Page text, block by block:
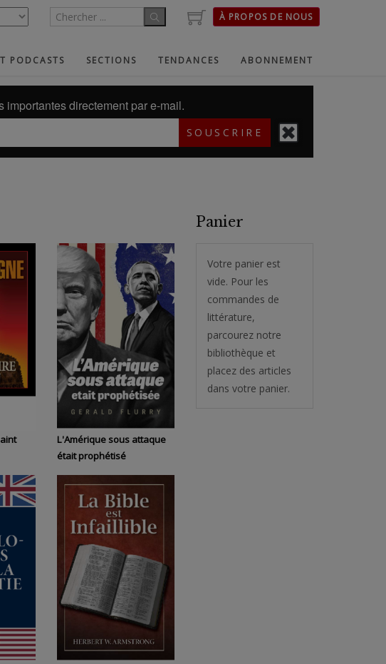
À PROPOS DE NOUS
PODCASTS SECTIONS TENDANCES ABONNEMENT
directement par e-mail.
SOUSCRIRE
L'Amérique sous attaque
était prophétisé
Panier
Votre panier est
vide. Pour les
commandes de
littérature,
parcourez notre
bibliothèque et
placez des articles
dans votre panier.